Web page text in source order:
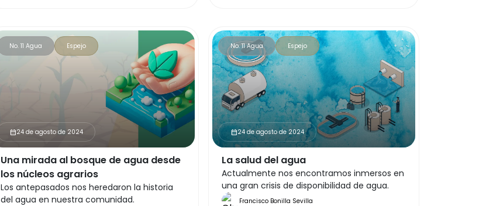
No. 11 Agua Espejo
calendar_month24 de agosto de 2024
Una mirada al bosque de agua desde
los núcleos agrarios
Los antepasados nos heredaron la historia
del agua en nuestra comunidad.
No. 11 Agua Espejo
calendar_month24 de agosto de 2024
La salud del agua
Actualmente nos encontramos inmersos en
una gran crisis de disponibilidad de agua.
Francisco Bonilla Sevilla